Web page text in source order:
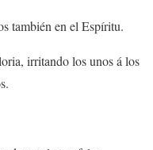
también en el Espíritu.
irritando los unos á los